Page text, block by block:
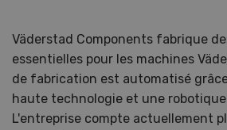
Väderstad Components fabrique
essentielles pour les machines
de fabrication est automatisé
haute technologie et une
L'entreprise compte actuellement